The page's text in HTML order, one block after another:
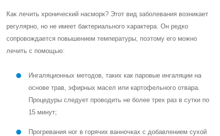
Как лечить хронический насморк? Этот вид заболевания возникает
регулярно, но не имеет бактериального характера. Он редко
сопровождается повышением температуры, поэтому его можно
лечить с помощью:
Ингаляционных методов, таких как паровые ингаляции на
основе трав, эфирных масел или картофельного отвара.
Процедуры следует проводить не более трех раз в сутки по
15 минут;
Прогревания ног в горячих ванночках с добавлением сухой